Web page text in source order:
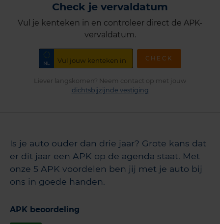
Check je vervaldatum
Vul je kenteken in en controleer direct de APK-
vervaldatum.
CHECK
Liever langskomen? Neem contact op met jouw
dichtsbijzijnde vestiging
Is je auto ouder dan drie jaar? Grote kans dat
er dit jaar een APK op de agenda staat. Met
onze 5 APK voordelen ben jij met je auto bij
ons in goede handen.
APK beoordeling